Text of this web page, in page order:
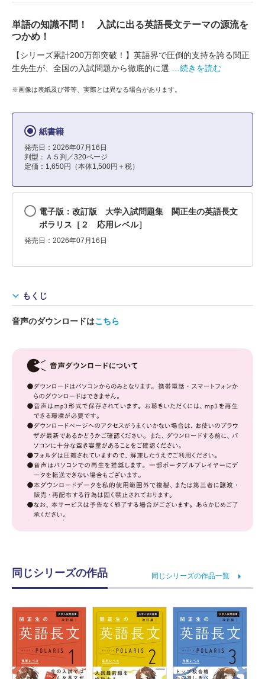
単語の知識不問！ 入試に出る英語長文テーマの源流を
つかめ！
【シリーズ累計200万部突破！】英語界で圧倒的支持を誇る関正
生先生が、全国の入試問題から徹底的に選
…続きを読む
※画像は表紙及び帯等、実際とは異なる場合があります。
紙書籍
発売日：2026年07月16日
判型：Ａ５判／320ページ
定価：1,650円（本体1,500円＋税）
電子版：改訂版 大学入試問題集 関正生の英語長文
ポラリス［２ 応用レベル］
発売日：2026年07月16日
もくじ
音声のダウンロードはこちら
同じシリーズの作品 同じシリーズの作品一覧